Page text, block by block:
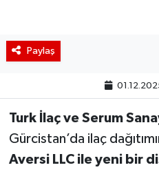
Paylaş
Turk İlaç ve Serum
Gürcistan’da ilaç
Aversi LLC ile yeni bir
İletişim